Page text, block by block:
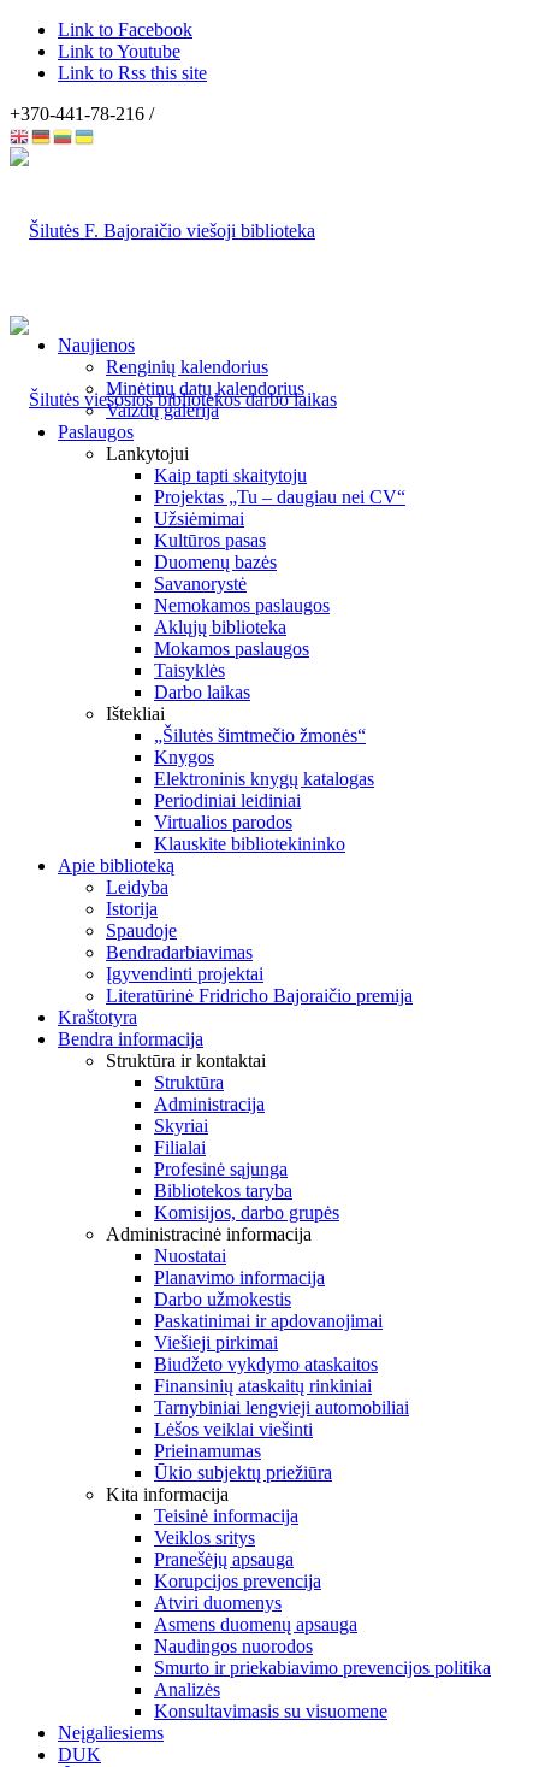
Link to Facebook
Link to Youtube
Link to Rss this site
+370-441-78-216 /
Naujienos
Renginių kalendorius
Minėtinų datų kalendorius
Vaizdų galerija
Paslaugos
Lankytojui
Kaip tapti skaitytoju
Projektas „Tu – daugiau nei CV“
Užsiėmimai
Kultūros pasas
Duomenų bazės
Savanorystė
Nemokamos paslaugos
Aklųjų biblioteka
Mokamos paslaugos
Taisyklės
Darbo laikas
Ištekliai
„Šilutės šimtmečio žmonės“
Knygos
Elektroninis knygų katalogas
Periodiniai leidiniai
Virtualios parodos
Klauskite bibliotekininko
Apie biblioteką
Leidyba
Istorija
Spaudoje
Bendradarbiavimas
Įgyvendinti projektai
Literatūrinė Fridricho Bajoraičio premija
Kraštotyra
Bendra informacija
Struktūra ir kontaktai
Struktūra
Administracija
Skyriai
Filialai
Profesinė sąjunga
Bibliotekos taryba
Komisijos, darbo grupės
Administracinė informacija
Nuostatai
Planavimo informacija
Darbo užmokestis
Paskatinimai ir apdovanojimai
Viešieji pirkimai
Biudžeto vykdymo ataskaitos
Finansinių ataskaitų rinkiniai
Tarnybiniai lengvieji automobiliai
Lėšos veiklai viešinti
Prieinamumas
Ūkio subjektų priežiūra
Kita informacija
Teisinė informacija
Veiklos sritys
Pranešėjų apsauga
Korupcijos prevencija
Atviri duomenys
Asmens duomenų apsauga
Naudingos nuorodos
Smurto ir priekabiavimo prevencijos politika
Analizės
Konsultavimasis su visuomene
Neįgaliesiems
DUK